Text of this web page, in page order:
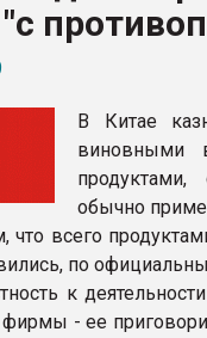
ПЭТ
ФОРУМ
В Китае
виновными
обычно
что всего
по
к
фирмы - ее